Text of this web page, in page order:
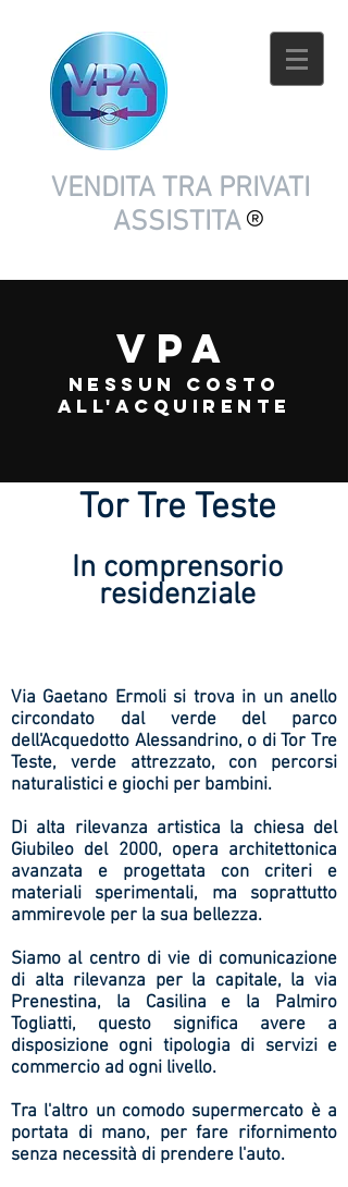
VENDITA TRA PRIVATI
ASSISTITA
VPA
nessun costo
all'acquirente
Tor Tre Teste
In comprensorio
residenziale
Via Gaetano Ermoli si trova in un anello
circondato dal verde del parco
dell'Acquedotto Alessandrino, o di Tor Tre
Teste, verde attrezzato, con percorsi
naturalistici e giochi per bambini.
Di alta rilevanza artistica la chiesa del
Giubileo del 2000, opera architettonica
avanzata e progettata con criteri e
materiali sperimentali, ma soprattutto
ammirevole per la sua bellezza.
Siamo al centro di vie di comunicazione
di alta rilevanza per la capitale, la via
Prenestina, la Casilina e la Palmiro
Togliatti, questo significa avere a
disposizione ogni tipologia di servizi e
commercio ad ogni livello.
Tra l'altro un comodo supermercato è a
portata di mano, per fare rifornimento
senza necessità di prendere l'auto.